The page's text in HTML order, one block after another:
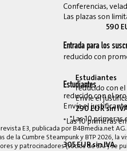
Conferencias,
Las plazas son
Entrada para los
reducido con
Estudiantes
reducido con el
Envíe el
*Las 10 primeras
305 EUR sin IVA.
590
Estudiantes
reducido con
Envíe el
290 EUR sin
*Las 10
E3, publicada por B4Bmedia.net
de la Cumbre Steampunk y BTP 2026,
y patrocinadores (socios de SAP) se